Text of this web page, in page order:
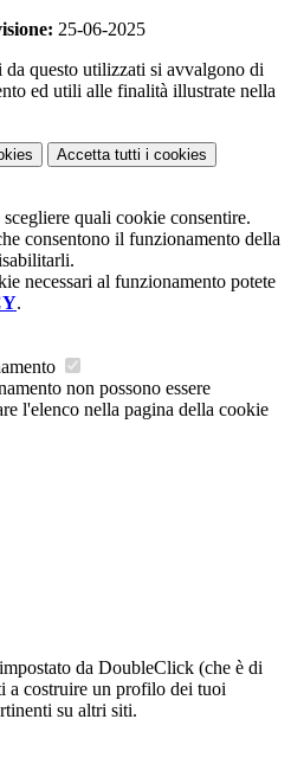
25-06-2025
questo utilizzati si avvalgono di
ed utili alle finalità illustrate nella
Accetta tutti i cookies
quali cookie consentire.
consentono il funzionamento della
necessari al funzionamento potete
.
non possono essere
l'elenco nella pagina della cookie
da DoubleClick (che è di
a costruire un profilo dei tuoi
su altri siti.